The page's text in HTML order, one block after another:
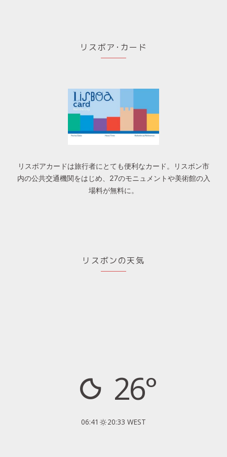
リスボア･カード
リスボアカードは旅行者にとても便利なカード。リスボン市
内の公共交通機関をはじめ、27のモニュメントや美術館の入
場料が無料に。
リスボンの天気
26°
06:41 20:33 WEST